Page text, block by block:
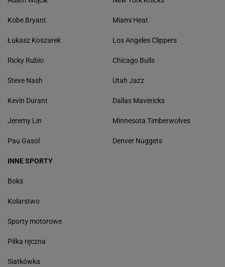
Kobe Bryant
Łukasz Koszarek
Ricky Rubio
Steve Nash
Kevin Durant
Jeremy Lin
Pau Gasol
Miami Heat
Los Angeles Clippers
Chicago Bulls
Utah Jazz
Dallas Mavericks
Minnesota Timberwolves
Denver Nuggets
INNE SPORTY
Boks
Kolarstwo
Sporty motorowe
Piłka ręczna
Siatkówka